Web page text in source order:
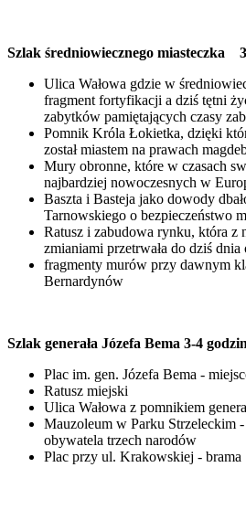
Szlak średniowiecznego miasteczka
Ulica Wałowa gdzie w
fragment fortyfikacji a dziś tętni
zabytków pamiętających czasy
Pomnik Króla Łokietka, dzięki
został miastem na prawach
Mury obronne, które w czasach
najbardziej nowoczesnych w
Baszta i Basteja jako dowody
Tarnowskiego o bezpieczeństwo
Ratusz i zabudowa rynku, która
zmianiami przetrwała do dziś
fragmenty murów przy dawnym
Bernardynów
Szlak generała Józefa Bema 3-4
Plac im. gen. Józefa Bema -
Ratusz miejski
Ulica Wałowa z pomnikiem
Mauzoleum w Parku Strzeleckim
obywatela trzech narodów
Plac przy ul. Krakowskiej - brama